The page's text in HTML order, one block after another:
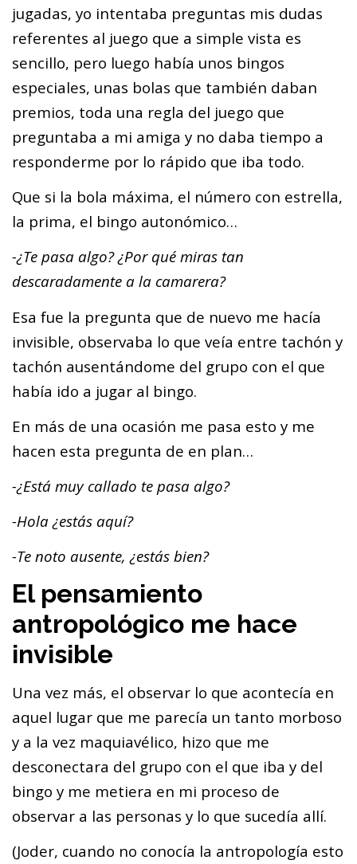
jugadas, yo intentaba preguntas mis dudas
referentes al juego que a simple vista es
sencillo, pero luego había unos bingos
especiales, unas bolas que también daban
premios, toda una regla del juego que
preguntaba a mi amiga y no daba tiempo a
responderme por lo rápido que iba todo.
Que si la bola máxima, el número con estrella,
la prima, el bingo autonómico…
-¿Te pasa algo? ¿Por qué miras tan
descaradamente a la camarera?
Esa fue la pregunta que de nuevo me hacía
invisible, observaba lo que veía entre tachón y
tachón ausentándome del grupo con el que
había ido a jugar al bingo.
En más de una ocasión me pasa esto y me
hacen esta pregunta de en plan…
-¿Está muy callado te pasa algo?
-Hola ¿estás aquí?
-Te noto ausente, ¿estás bien?
El pensamiento
antropológico me hace
invisible
Una vez más, el observar lo que acontecía en
aquel lugar que me parecía un tanto morboso
y a la vez maquiavélico, hizo que me
desconectara del grupo con el que iba y del
bingo y me metiera en mi proceso de
observar a las personas y lo que sucedía allí.
(Joder, cuando no conocía la antropología esto